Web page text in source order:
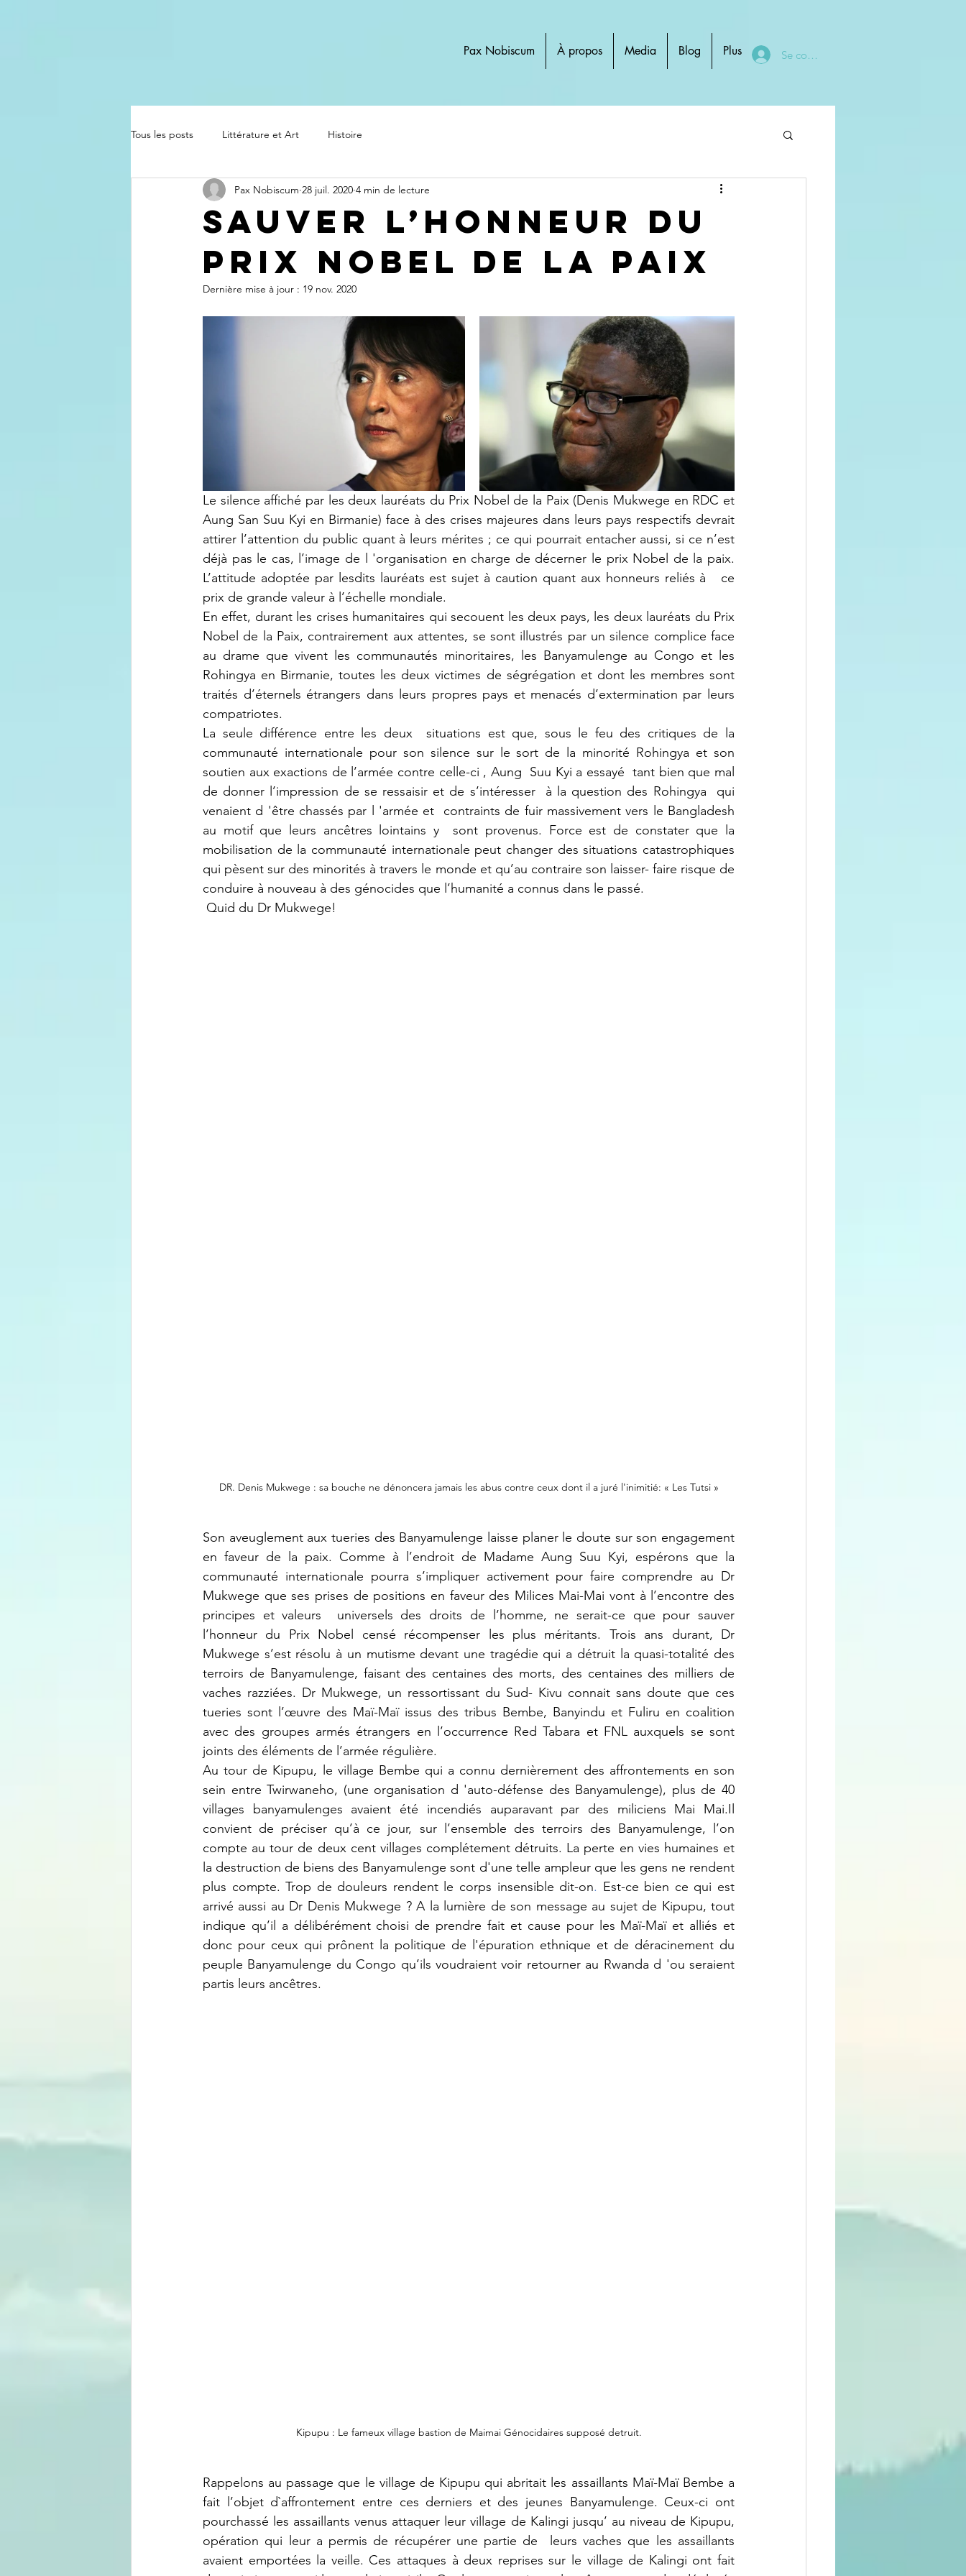
Pax Nobiscum À propos Media Blog Plus Se connecter
Tous les posts Littérature et Art Histoire
Sauver l’honneur du
prix Nobel de la Paix
Pax Nobiscum 28 juil. 2020 4 min de lecture
Dernière mise à jour : 19 nov. 2020
Le silence affiché par les deux lauréats du Prix Nobel de la Paix (Denis Mukwege en RDC et
Aung San Suu Kyi en Birmanie) face à des crises majeures dans leurs pays respectifs devrait
attirer l’attention du public quant à leurs mérites ; ce qui pourrait entacher aussi, si ce n’est
déjà pas le cas, l’image de l 'organisation en charge de décerner le prix Nobel de la paix.
L’attitude adoptée par lesdits lauréats est sujet à caution quant aux honneurs reliés à   ce
prix de grande valeur à l’échelle mondiale.
En effet, durant les crises humanitaires qui secouent les deux pays, les deux lauréats du Prix
Nobel de la Paix, contrairement aux attentes, se sont illustrés par un silence complice face
au drame que vivent les communautés minoritaires, les Banyamulenge au Congo et les
Rohingya en Birmanie, toutes les deux victimes de ségrégation et dont les membres sont
traités d’éternels étrangers dans leurs propres pays et menacés d’extermination par leurs
compatriotes.
La seule différence entre les deux  situations est que, sous le feu des critiques de la
communauté internationale pour son silence sur le sort de la minorité Rohingya et son
soutien aux exactions de l’armée contre celle-ci , Aung  Suu Kyi a essayé  tant bien que mal
de donner l’impression de se ressaisir et de s’intéresser  à la question des Rohingya  qui
venaient d 'être chassés par l 'armée et  contraints de fuir massivement vers le Bangladesh
au motif que leurs ancêtres lointains y  sont provenus. Force est de constater que la
mobilisation de la communauté internationale peut changer des situations catastrophiques
qui pèsent sur des minorités à travers le monde et qu’au contraire son laisser- faire risque de
conduire à nouveau à des génocides que l’humanité a connus dans le passé.
Quid du Dr Mukwege!
DR. Denis Mukwege : sa bouche ne dénoncera jamais les abus contre ceux dont il a juré l'inimitié: « Les Tutsi »
Son aveuglement aux tueries des Banyamulenge laisse planer le doute sur son engagement
en faveur de la paix. Comme à l’endroit de Madame Aung Suu Kyi, espérons que la
communauté internationale pourra s’impliquer activement pour faire comprendre au Dr
Mukwege que ses prises de positions en faveur des Milices Mai-Mai vont à l’encontre des
principes et valeurs  universels des droits de l’homme, ne serait-ce que pour sauver
l’honneur du Prix Nobel censé récompenser les plus méritants. Trois ans durant, Dr
Mukwege s’est résolu à un mutisme devant une tragédie qui a détruit la quasi-totalité des
terroirs de Banyamulenge, faisant des centaines des morts, des centaines des milliers de
vaches razziées. Dr Mukwege, un ressortissant du Sud- Kivu connait sans doute que ces
tueries sont l’œuvre des Maï-Maï issus des tribus Bembe, Banyindu et Fuliru en coalition
avec des groupes armés étrangers en l’occurrence Red Tabara et FNL auxquels se sont
joints des éléments de l’armée régulière.
Au tour de Kipupu, le village Bembe qui a connu dernièrement des affrontements en son
sein entre Twirwaneho, (une organisation d 'auto-défense des Banyamulenge), plus de 40
villages banyamulenges avaient été incendiés auparavant par des miliciens Mai Mai.Il
convient de préciser qu’à ce jour, sur l’ensemble des terroirs des Banyamulenge, l’on
compte au tour de deux cent villages complétement détruits. La perte en vies humaines et
la destruction de biens des Banyamulenge sont d'une telle ampleur que les gens ne rendent
plus compte. Trop de douleurs rendent le corps insensible dit-on. Est-ce bien ce qui est
arrivé aussi au Dr Denis Mukwege ? A la lumière de son message au sujet de Kipupu, tout
indique qu’il a délibérément choisi de prendre fait et cause pour les Maï-Maï et alliés et
donc pour ceux qui prônent la politique de l'épuration ethnique et de déracinement du
peuple Banyamulenge du Congo qu’ils voudraient voir retourner au Rwanda d 'ou seraient
partis leurs ancêtres.
Kipupu : Le fameux village bastion de Maimai Génocidaires supposé detruit.
Rappelons au passage que le village de Kipupu qui abritait les assaillants Maï-Maï Bembe a
fait l’objet d`affrontement entre ces derniers et des jeunes Banyamulenge. Ceux-ci ont
pourchassé les assaillants venus attaquer leur village de Kalingi jusqu’ au niveau de Kipupu,
opération qui leur a permis de récupérer une partie de  leurs vaches que les assaillants
avaient emportées la veille. Ces attaques à deux reprises sur le village de Kalingi ont fait